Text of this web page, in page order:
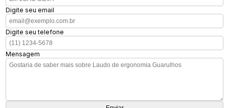
Digite seu email
Digite seu telefone
Mensagem